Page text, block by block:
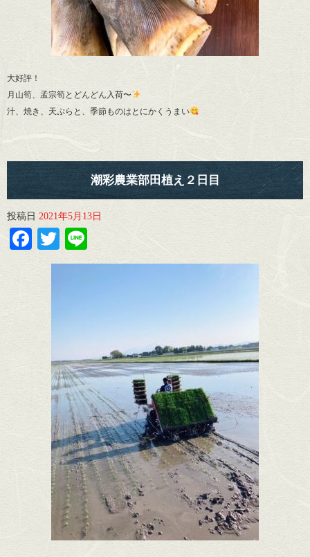
大好評！
月山筍、孟宗筍とどんどん入荷〜
汁、焼き、天ぷらと、季節ものはとにかくうまい
潮彩農業部田植え２日目
投稿日 2021年5月13日
Facebook
Twitter